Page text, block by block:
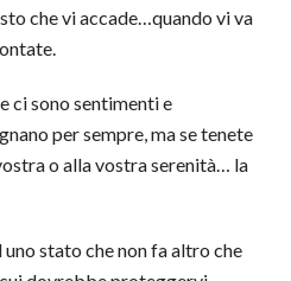
che vi accade…quando vi va
ci sono sentimenti e
per sempre, ma se tenete
o alla vostra serenità… la
stato che non fa altro che